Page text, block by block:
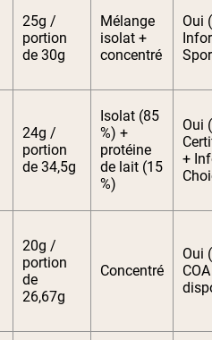
25g /
portion
de 30g
Mélange
isolat +
concentré
Oui
24g /
portion
de 34,5g
Isolat (85
%) +
protéine
de lait (15
%)
Oui
+
20g /
portion
de
26,67g
Concentré
Oui
COA